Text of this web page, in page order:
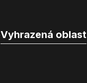
Vyhrazená oblast